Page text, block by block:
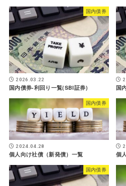
国内債券
2026.03.22
国内債券-利回り一覧(SBI証券) 国
国内債券
2024.04.28
個人向け社債（新発債）一覧 個
国内債券